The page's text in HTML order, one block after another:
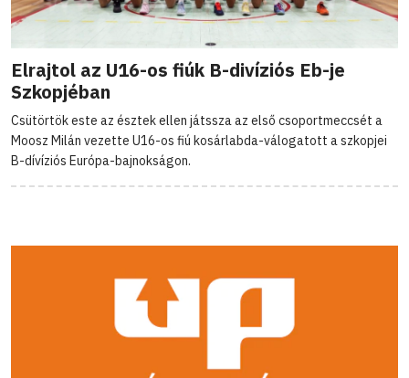
Elrajtol az U16-os fiúk B-divíziós Eb-je
Szkopjéban
Csütörtök este az észtek ellen játssza az első csoportmeccsét a
Moosz Milán vezette U16-os fiú kosárlabda-válogatott a szkopjei
B-dívíziós Európa-bajnokságon.